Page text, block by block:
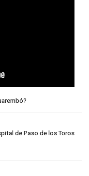
de Paso de los Toros